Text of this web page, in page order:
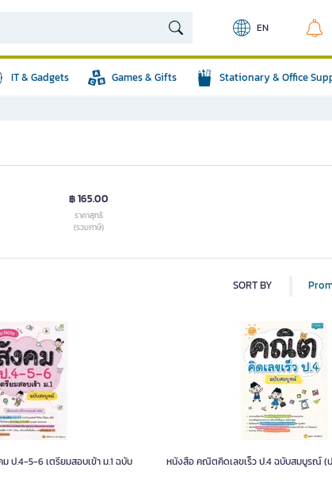
EN
IT & Gadgets Games & Gifts Stationary & Office
฿ 165.00
ราคาสุทธิ
(รวมภาษี)
SORT BY
ป.4-5-6 เตรียมสอบเข้า ม.1 ฉบับ
หนังสือ คณิตคิดเลขเร็ว ป.4 ฉบับสมบูรณ์ (